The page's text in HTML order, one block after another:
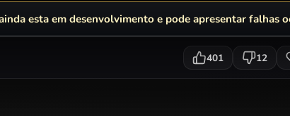
esta em desenvolvimento e pode apresentar falhas
401 12